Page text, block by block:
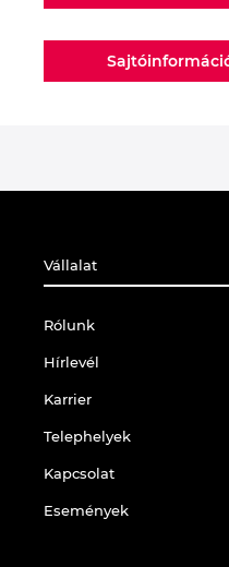
Vállalat
Rólunk
Hírlevél
Karrier
Telephelyek
Kapcsolat
Események